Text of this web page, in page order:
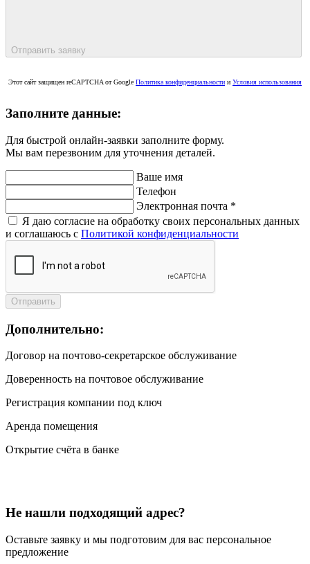
Отправить заявку
Этот сайт защищен reCAPTCHA от Google Политика конфиденциальности и Условия использования
Заполните данные:
Для быстрой онлайн-заявки заполните форму.
Мы вам перезвоним для уточнения деталей.
Ваше имя
Телефон
Электронная почта *
Я даю согласие на обработку своих персональных данных
и соглашаюсь с Политикой конфиденциальности
Отправить
Дополнительно:
Договор на почтово-секретарское обслуживание
Доверенность на почтовое обслуживание
Регистрация компании под ключ
Аренда помещения
Открытие счёта в банке
Не нашли подходящий адрес?
Оставьте заявку и мы подготовим для вас персональное
предложение